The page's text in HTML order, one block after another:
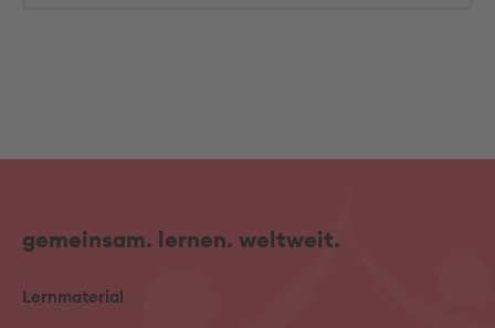
gemeinsam. lernen. weltweit.
Lernmaterial